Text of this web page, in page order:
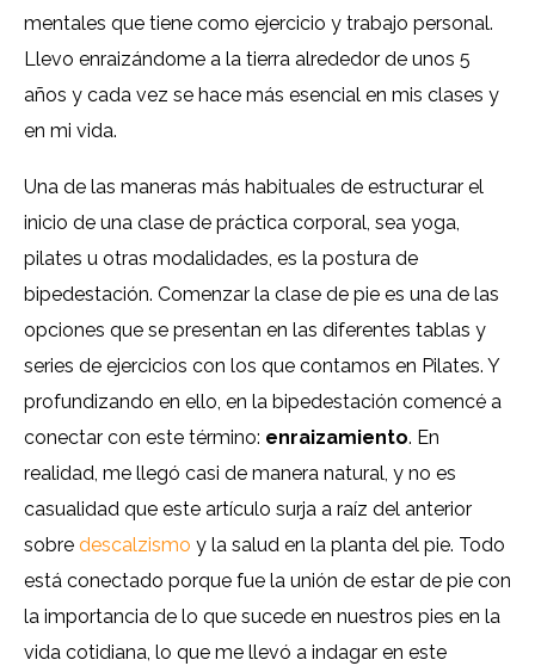
mentales que tiene como ejercicio y trabajo personal.
Llevo enraizándome a la tierra alrededor de unos 5
años y cada vez se hace más esencial en mis clases y
en mi vida.
Una de las maneras más habituales de estructurar el
inicio de una clase de práctica corporal, sea yoga,
pilates u otras modalidades, es la postura de
bipedestación. Comenzar la clase de pie es una de las
opciones que se presentan en las diferentes tablas y
series de ejercicios con los que contamos en Pilates. Y
profundizando en ello, en la bipedestación comencé a
conectar con este término: enraizamiento. En
realidad, me llegó casi de manera natural, y no es
casualidad que este artículo surja a raíz del anterior
sobre descalzismo y la salud en la planta del pie. Todo
está conectado porque fue la unión de estar de pie con
la importancia de lo que sucede en nuestros pies en la
vida cotidiana, lo que me llevó a indagar en este